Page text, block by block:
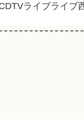
ライブライブ